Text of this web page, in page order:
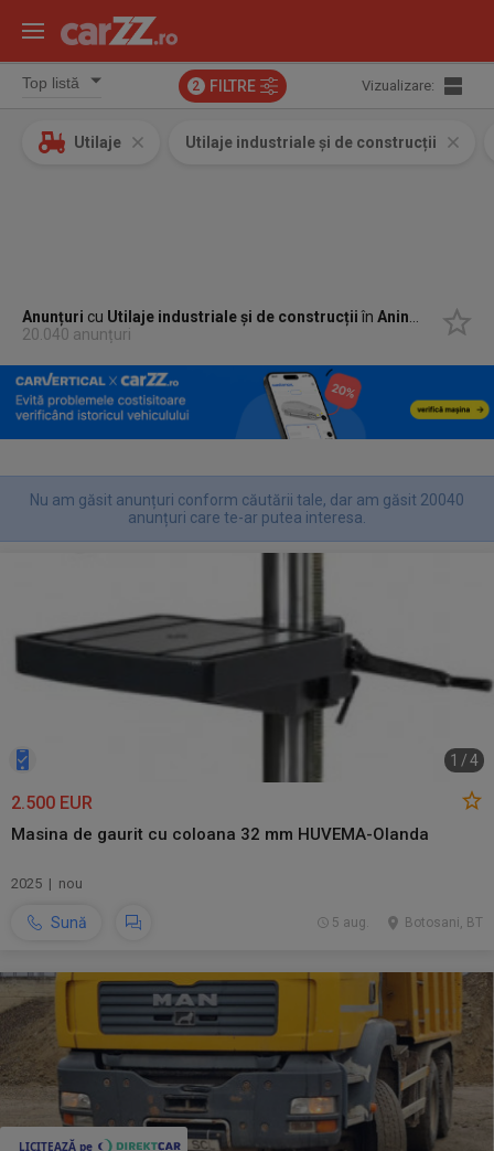
2 FILTRE Vizualizare:
Utilaje Utilaje industriale și de construcții
Anunțuri cu Utilaje industriale și de construcțiiînAninoasa, Hunedoara
20.040 anunțuri
Nu am găsit anunțuri conform căutării tale, dar am găsit 20040
anunțuri care te-ar putea interesa.
1 /4
2.500 EUR
Masina de gaurit cu coloana 32 mm HUVEMA-Olanda
2025 | nou
Sună Botosani, BT
5 aug.